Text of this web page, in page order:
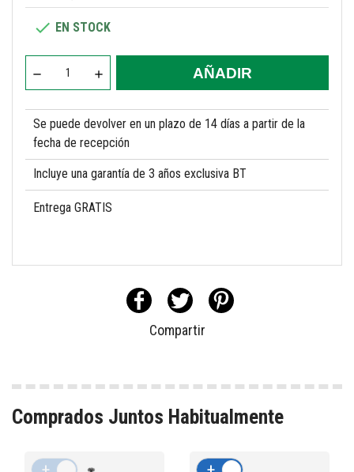
 EN STOCK
AÑADIR
Se puede devolver en un plazo de 14 días a partir de la
fecha de recepción
Incluye una garantía de 3 años exclusiva BT
Entrega GRATIS
Compartir
Comprados Juntos Habitualmente